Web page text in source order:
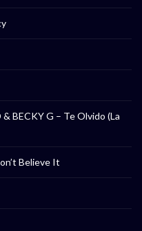
BECKY G – Te Olvido (La
Believe It